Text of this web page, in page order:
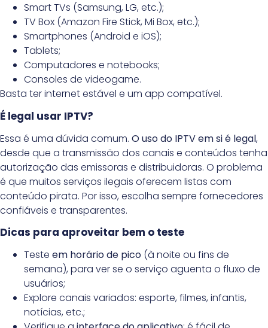
Smart TVs (Samsung, LG, etc.);
TV Box (Amazon Fire Stick, Mi Box, etc.);
Smartphones (Android e iOS);
Tablets;
Computadores e notebooks;
Consoles de videogame.
Basta ter internet estável e um app compatível.
É legal usar IPTV?
Essa é uma dúvida comum. O uso do IPTV em si é legal,
desde que a transmissão dos canais e conteúdos tenha
autorização das emissoras e distribuidoras. O problema
é que muitos serviços ilegais oferecem listas com
conteúdo pirata. Por isso, escolha sempre fornecedores
confiáveis e transparentes.
Dicas para aproveitar bem o teste
Teste em horário de pico (à noite ou fins de
semana), para ver se o serviço aguenta o fluxo de
usuários;
Explore canais variados: esporte, filmes, infantis,
notícias, etc.;